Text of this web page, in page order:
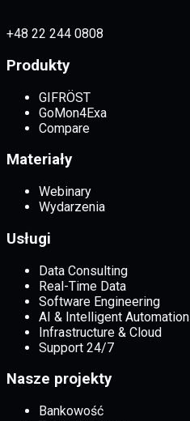
+48 22 244 0808
Produkty
GIFRÖST
GoMon4Exa
Compare
Materiały
Webinary
Wydarzenia
Usługi
Data Consulting
Real-Time Data
Software Engineering
AI & Intelligent Automation
Infrastructure & Cloud
Support 24/7
Nasze projekty
Bankowość